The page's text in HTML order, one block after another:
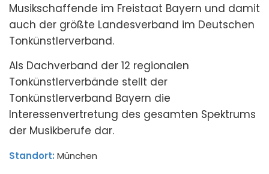
Musikschaffende im Freistaat Bayern und damit
auch der größte Landesverband im Deutschen
Tonkünstlerverband.
Als Dachverband der 12 regionalen
Tonkünstlerverbände stellt der
Tonkünstlerverband Bayern die
Interessenvertretung des gesamten Spektrums
der Musikberufe dar.
Standort: München